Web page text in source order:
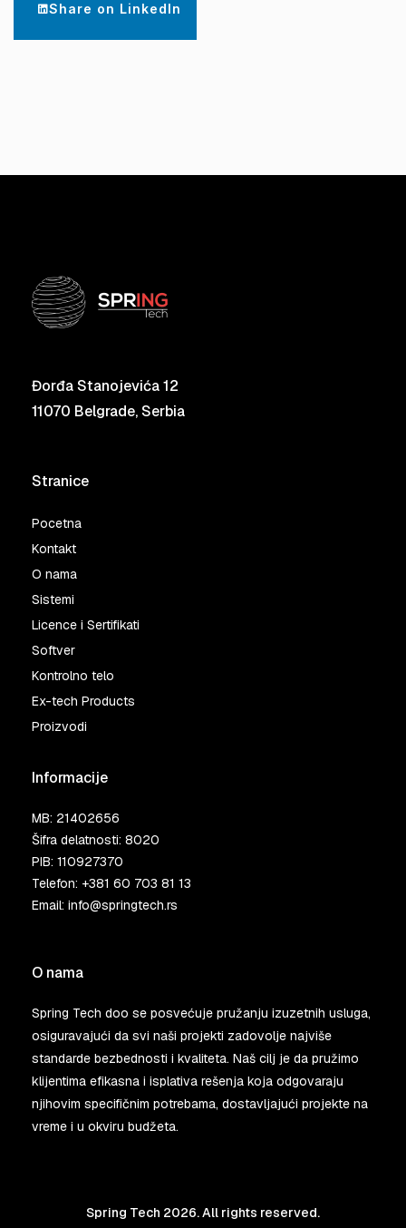
Share on LinkedIn
Đorđa Stanojevića 12
11070 Belgrade, Serbia
Stranice
Pocetna
Kontakt
O nama
Sistemi
Licence i Sertifikati
Softver
Kontrolno telo
Ex-tech Products
Proizvodi
Informacije
MB: 21402656
Šifra delatnosti: 8020
PIB: 110927370
Telefon: +381 60 703 81 13
Email: info@springtech.rs
O nama
Spring Tech doo se posvećuje pružanju izuzetnih usluga,
osiguravajući da svi naši projekti zadovolje najviše
standarde bezbednosti i kvaliteta. Naš cilj je da pružimo
klijentima efikasna i isplativa rešenja koja odgovaraju
njihovim specifičnim potrebama, dostavljajući projekte na
vreme i u okviru budžeta.
Spring Tech 2026. All rights reserved.